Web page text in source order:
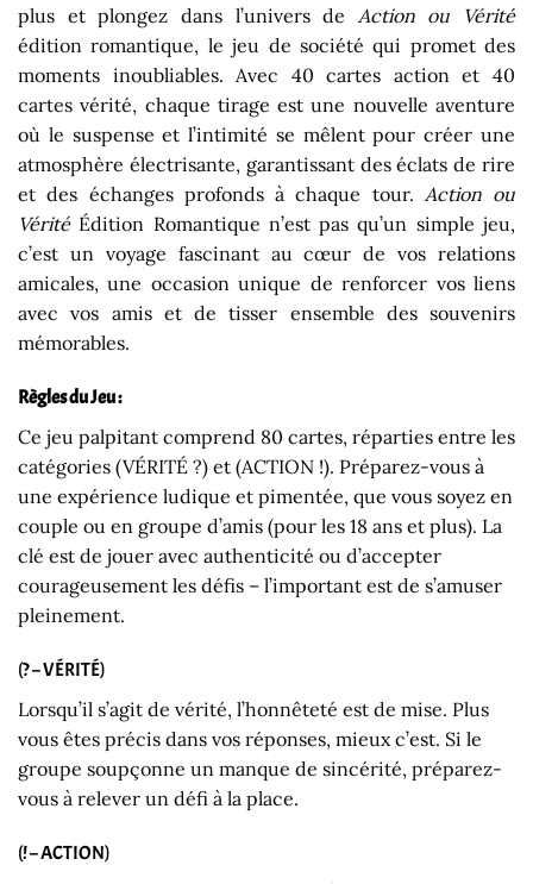
plus et plongez dans l’univers de Action ou Vérité
édition romantique, le jeu de société qui promet des
moments inoubliables. Avec 40 cartes action et 40
cartes vérité, chaque tirage est une nouvelle aventure
où le suspense et l’intimité se mêlent pour créer une
atmosphère électrisante, garantissant des éclats de rire
et des échanges profonds à chaque tour. Action ou
VéritéÉdition Romantique n’est pas qu’un simple jeu,
c’est un voyage fascinant au cœur de vos relations
amicales, une occasion unique de renforcer vos liens
avec vos amis et de tisser ensemble des souvenirs
mémorables.
Règles du Jeu :
Ce jeu palpitant comprend 80 cartes, réparties entre les
catégories (VÉRITÉ ?) et (ACTION !). Préparez-vous à
une expérience ludique et pimentée, que vous soyez en
couple ou en groupe d’amis (pour les 18 ans et plus). La
clé est de jouer avec authenticité ou d’accepter
courageusement les défis – l’important est de s’amuser
pleinement.
(? – VÉRITÉ)
Lorsqu’il s’agit de vérité, l’honnêteté est de mise. Plus
vous êtes précis dans vos réponses, mieux c’est. Si le
groupe soupçonne un manque de sincérité, préparez-
vous à relever un défi à la place.
(! – ACTION)